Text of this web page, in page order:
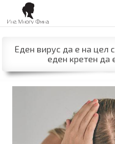
Еден вирус да е на цел
еден кретен да